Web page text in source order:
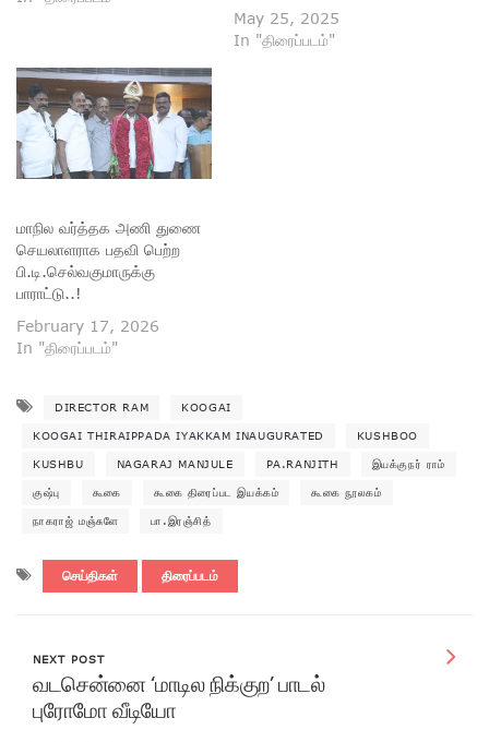
May 25, 2025
In "திரைப்படம்"
மாநில வர்த்தக அணி துணை
செயலாளராக பதவி பெற்ற
பி.டி.செல்வகுமாருக்கு
பாராட்டு..!
February 17, 2026
In "திரைப்படம்"
DIRECTOR RAM KOOGAI
KOOGAI THIRAIPPADA IYAKKAM INAUGURATED KUSHBOO
KUSHBU NAGARAJ MANJULE PA.RANJITH இயக்குநர் ராம்
குஷ்பு கூகை கூகை திரைப்பட இயக்கம் கூகை நூலகம்
நாகராஜ் மஞ்சுளே பா.இரஞ்சித்
செய்திகள் திரைப்படம்
NEXT POST
வடசென்னை ‘மாடில நிக்குற’ பாடல்
புரோமோ வீடியோ